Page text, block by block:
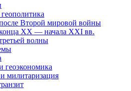
Второй мировой войны
XX — начала XXI вв.
волны
геоэкономика
милитаризация